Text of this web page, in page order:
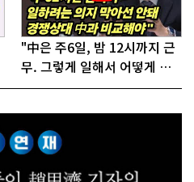
"中은 주6일, 밤 12시까지 근
무. 그렇게 일해서 어떻게 경
쟁하냐 반문하더라"